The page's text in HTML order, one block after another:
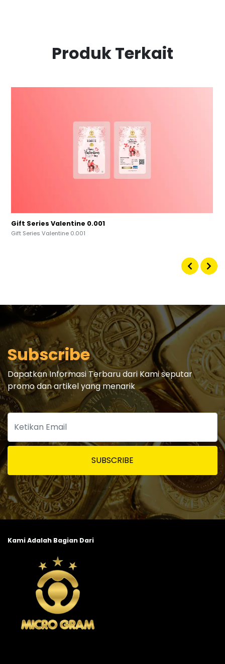
Produk Terkait
Assyifa 0.001
Assyifa 0.001
Subscribe
Dapatkan Informasi Terbaru dari Kami seputar
promo dan artikel yang menarik
SUBSCRIBE
Kami Adalah Bagian Dari